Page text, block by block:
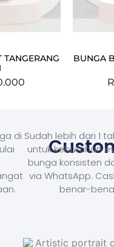
TANGERANG
BUNGA
di Sudah lebih dari 1
untuk kebutuhan
bunga konsisten
via WhatsApp.
benar-